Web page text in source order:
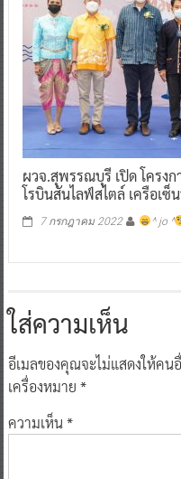
ผวจ.สุพรรณบุรี เปิด โครง
โรบินสันไลฟ์สไตล์ เครือเซ็
7 กรกฎาคม 2022 ^ jo ^
ใส่ความเห็น
อีเมลของคุณจะไม่แสดงให้คน
เครื่องหมาย *
ความเห็น*